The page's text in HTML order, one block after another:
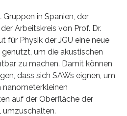
in Spanien, der
Arbeitskreis von Prof. Dr.
für Physik der JGU eine neue
um die akustischen
zu machen. Damit können
dass sich SAWs eignen, um
auf der Oberfläche der
umzuschalten.